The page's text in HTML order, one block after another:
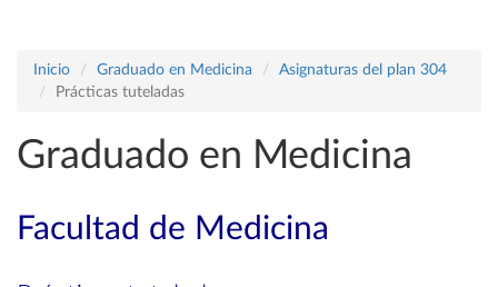
Inicio Graduado en Medicina
Asignaturas del plan 304
Prácticas tuteladas
Graduado en Medicina
Facultad de Medicina